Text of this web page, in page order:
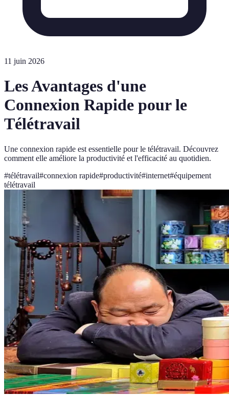
11 juin 2026
Les Avantages d'une
Connexion Rapide pour le
Télétravail
Une connexion rapide est essentielle pour le télétravail. Découvrez
comment elle améliore la productivité et l'efficacité au quotidien.
#télétravail#connexion rapide#productivité#internet#équipement
télétravail